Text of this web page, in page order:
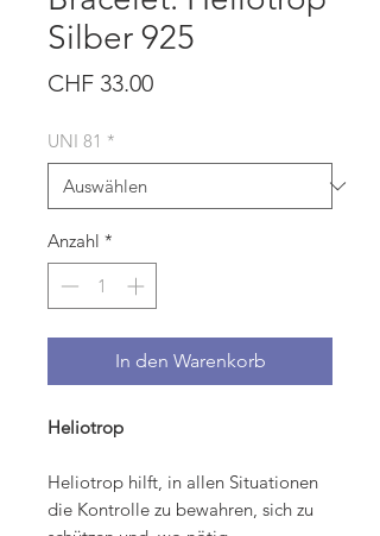
Silber 925
CHF 33.00Preis
UNI 81 *
Anzahl *
In den Warenkorb
Heliotrop
Heliotrop hilft, in allen Situationen
die Kontrolle zu bewahren, sich zu